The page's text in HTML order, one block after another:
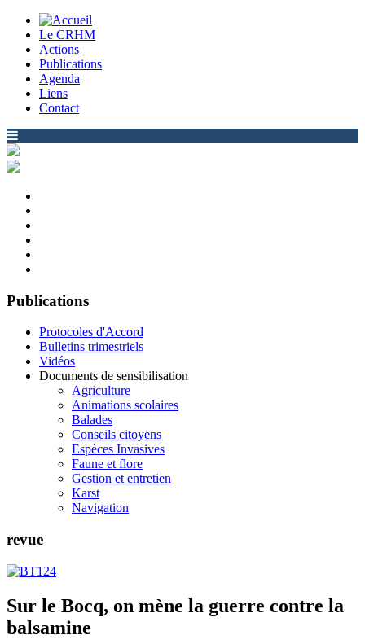
Le CRHM
Actions
Publications
Agenda
Liens
Contact
Publications
Protocoles d'Accord
Bulletins trimestriels
Vidéos
Documents de sensibilisation
Agriculture
Animations scolaires
Balades
Conseils citoyens
Espèces Invasives
Faune et flore
Gestion et entretien
Karst
Navigation
revue
Sur le Bocq, on mène la guerre contre la
balsamine